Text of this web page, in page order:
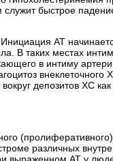
быстрое
АТ
В таких местах
в интиму
внеклеточного
депозитов ХС
различных